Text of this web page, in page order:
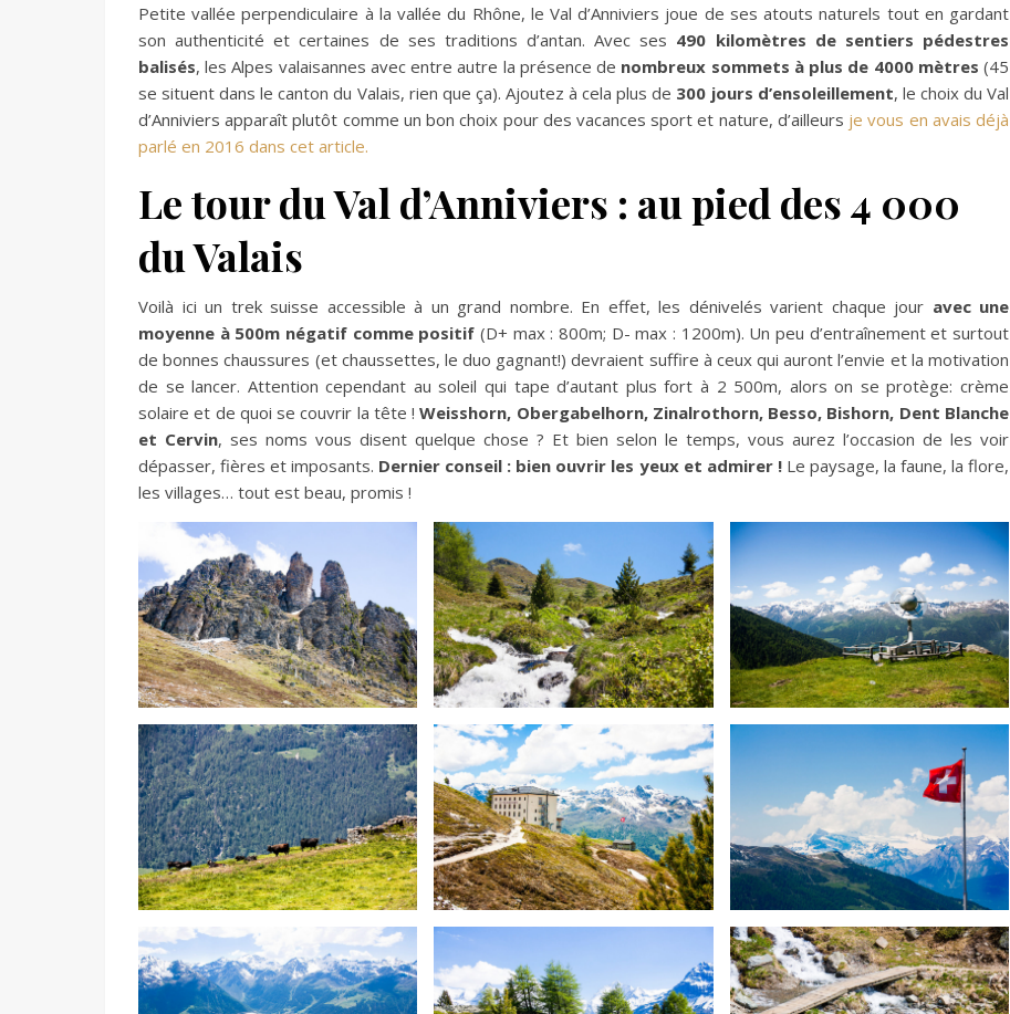
Petite vallée perpendiculaire à la vallée du Rhône, le Val d’Anniviers joue de ses atouts naturels tout en gardant
son authenticité et certaines de ses traditions d’antan. Avec ses 490 kilomètres de sentiers pédestres
balisés, les Alpes valaisannes avec entre autre la présence de nombreux sommets à plus de 4000 mètres (45
se situent dans le canton du Valais, rien que ça). Ajoutez à cela plus de 300 jours d’ensoleillement, le choix du Val
d’Anniviers apparaît plutôt comme un bon choix pour des vacances sport et nature, d’ailleurs je vous en avais déjà
parlé en 2016 dans cet article.
Le tour du Val d’Anniviers : au pied des 4 000
du Valais
Voilà ici un trek suisse accessible à un grand nombre. En effet, les dénivelés varient chaque jour avec une
moyenne à 500m négatif comme positif (D+ max : 800m; D- max : 1200m). Un peu d’entraînement et surtout
de bonnes chaussures (et chaussettes, le duo gagnant!) devraient suffire à ceux qui auront l’envie et la motivation
de se lancer. Attention cependant au soleil qui tape d’autant plus fort à 2 500m, alors on se protège: crème
solaire et de quoi se couvrir la tête !Weisshorn, Obergabelhorn, Zinalrothorn, Besso, Bishorn, Dent Blanche
et Cervin, ses noms vous disent quelque chose ? Et bien selon le temps, vous aurez l’occasion de les voir
dépasser, fières et imposants. Dernier conseil : bien ouvrir les yeux et admirer !Le paysage, la faune, la flore,
les villages… tout est beau, promis !